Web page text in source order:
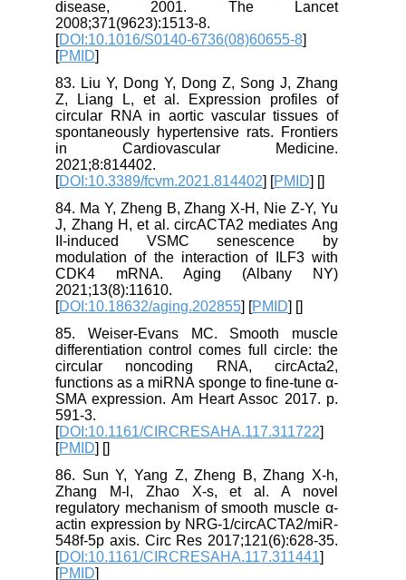
disease, 2001. The Lancet
2008;371(9623):1513-8.
[DOI:10.1016/S0140-6736(08)60655-8
[PMID
83. Liu Y, Dong Y, Dong Z, Song J, Zhang
Z, Liang L, et al. Expression profiles of
circular RNA in aortic vascular tissues of
spontaneously hypertensive rats. Frontiers
in Cardiovascular Medicine.
2021;8:814402.
[DOI:10.3389/fcvm.2021.814402] [PMID] [
84. Ma Y, Zheng B, Zhang X-H, Nie Z-Y, Yu
J, Zhang H, et al. circACTA2 mediates Ang
II-induced VSMC senescence by
modulation of the interaction of ILF3 with
CDK4 mRNA. Aging (Albany NY)
2021;13(8):11610.
[DOI:10.18632/aging.202855] [PMID] [
85. Weiser-Evans MC. Smooth muscle
differentiation control comes full circle: the
circular noncoding RNA, circActa2,
functions as a miRNA sponge to fine-tune α-
SMA expression. Am Heart Assoc 2017. p.
591-3.
[DOI:10.1161/CIRCRESAHA.117.311722
[PMID] [
86. Sun Y, Yang Z, Zheng B, Zhang X-h,
Zhang M-l, Zhao X-s, et al. A novel
regulatory mechanism of smooth muscle α-
actin expression by NRG-1/circACTA2/miR-
548f-5p axis. Circ Res 2017;121(6):628-35.
[DOI:10.1161/CIRCRESAHA.117.311441
[PMID